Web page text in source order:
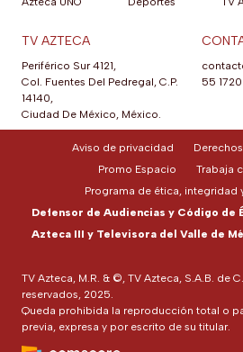
TV AZTECA
Periférico Sur 4121,
Col. Fuentes Del Pedregal, C.P.
14140,
Ciudad De México, México.
55 1720
TV Azteca, M.R. & ©, TV Azteca, S.A.B. de
reservados, 2025.
Queda prohibida la reproducción total o
previa, expresa y por escrito de su titular.
Aviso de privacidad Derechos
Promo Espacio
Trabaja
Programa de ética, integridad
Defensor de Audiencias y Código de
Azteca III y Televisora del Valle de